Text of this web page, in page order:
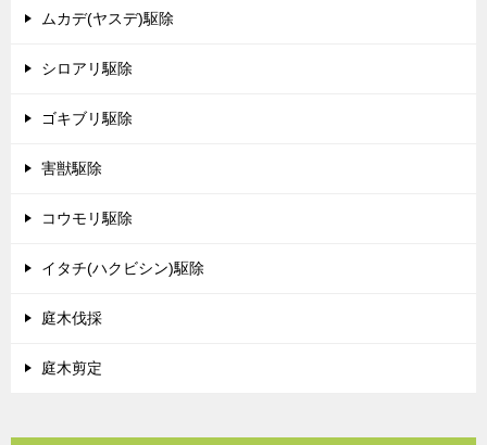
ムカデ(ヤスデ)駆除
シロアリ駆除
ゴキブリ駆除
害獣駆除
コウモリ駆除
イタチ(ハクビシン)駆除
庭木伐採
庭木剪定